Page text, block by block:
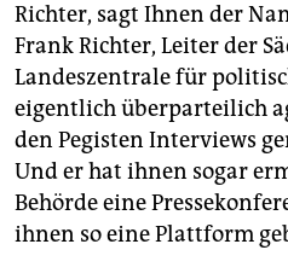
Richter, sagt Ihnen der
Frank Richter, Leiter der
Landeszentrale für
eigentlich überparteilich
den Pegisten Interviews
Und er hat ihnen sogar
Behörde eine
ihnen so eine Plattform